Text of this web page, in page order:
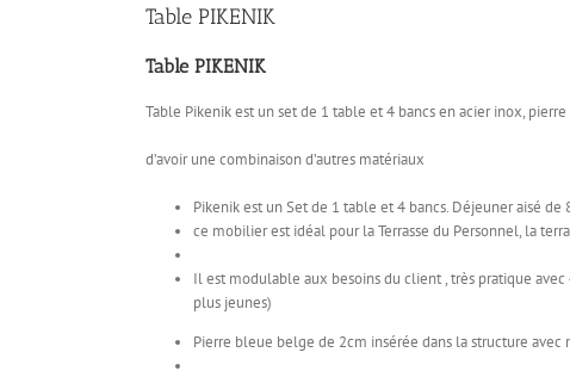
Table PIKENIK
Table PIKENIK
Table Pikenik est un set de 1 table et 4 bancs en acier inox,
d’avoir une combinaison d’autres matériaux
Pikenik est un Set de 1 table et 4 bancs. Déjeuner aisé
ce mobilier est idéal pour la Terrasse du Personnel, la
Il est modulable aux besoins du client , très pratique avec
plus jeunes)
Pierre bleue belge de 2cm insérée dans la structure avec